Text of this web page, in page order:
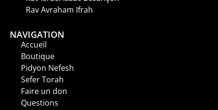
Rav Avraham Ifrah
NAVIGATION
Accueil
Boutique
Pidyon Nefesh
Sefer Torah
Faire un don
Questions